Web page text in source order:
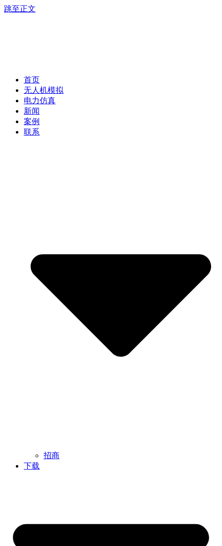
跳至正文
首页
无人机模拟
电力仿真
新闻
案例
联系
招商
下载